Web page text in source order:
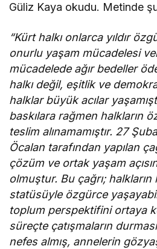
Güliz Kaya okudu. Metinde
“Kürt halkı onlarca yıldır
onurlu yaşam mücadelesi
mücadelede ağır bedeller
halkı değil, eşitlik ve
halklar büyük acılar
baskılara rağmen halkların
teslim alınamamıştır. 27
Öcalan tarafından yapılan
çözüm ve ortak yaşam
olmuştur. Bu çağrı;
statüsüyle özgürce
toplum perspektifini ortaya
süreçte çatışmaların
nefes almış, annelerin